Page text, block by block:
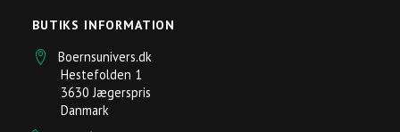
BUTIKS INFORMATION
Boernsunivers.dk
Hestefolden 1
3630 Jægerspris
Danmark